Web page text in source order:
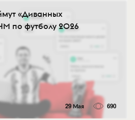
«Диванных
по футболу 2026
29 Мая 690